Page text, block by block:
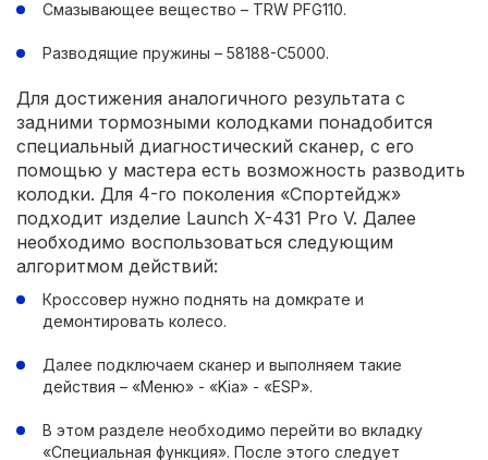
Смазывающее вещество – TRW PFG110.
Разводящие пружины – 58188-С5000.
Для достижения аналогичного результата с
задними тормозными колодками понадобится
специальный диагностический сканер, с его
помощью у мастера есть возможность разводить
колодки. Для 4-го поколения «Спортейдж»
подходит изделие Launch X-431 Pro V. Далее
необходимо воспользоваться следующим
алгоритмом действий:
Кроссовер нужно поднять на домкрате и
демонтировать колесо.
Далее подключаем сканер и выполняем такие
действия – «Меню» - «Kia» - «ESP».
В этом разделе необходимо перейти во вкладку
«Специальная функция». После этого следует